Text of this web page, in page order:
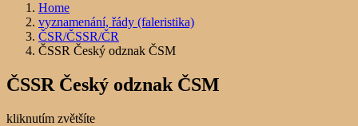
Home
vyznamenání, řády (faleristika)
ČSR/ČSSR/ČR
ČSSR Český odznak ČSM
ČSSR Český odznak ČSM
kliknutím zvětšíte